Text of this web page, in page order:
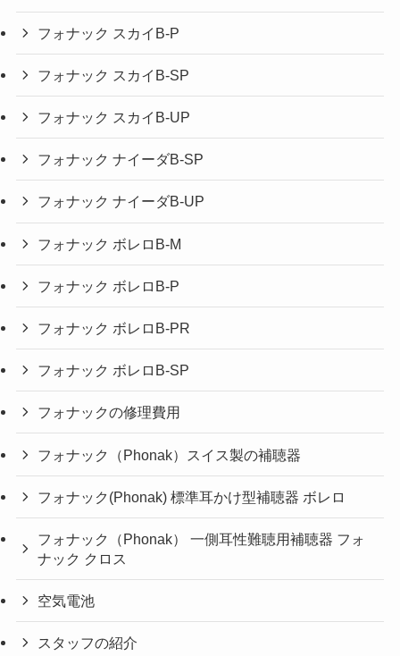
フォナック スカイB-P
フォナック スカイB-SP
フォナック スカイB-UP
フォナック ナイーダB-SP
フォナック ナイーダB-UP
フォナック ボレロB-M
フォナック ボレロB-P
フォナック ボレロB-PR
フォナック ボレロB-SP
フォナックの修理費用
フォナック（Phonak）スイス製の補聴器
フォナック(Phonak) 標準耳かけ型補聴器 ボレロ
フォナック（Phonak） 一側耳性難聴用補聴器 フォ
ナック クロス
空気電池
スタッフの紹介